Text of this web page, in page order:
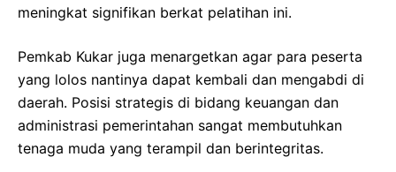
meningkat signifikan berkat pelatihan ini.
Pemkab Kukar juga menargetkan agar para peserta
yang lolos nantinya dapat kembali dan mengabdi di
daerah. Posisi strategis di bidang keuangan dan
administrasi pemerintahan sangat membutuhkan
tenaga muda yang terampil dan berintegritas.